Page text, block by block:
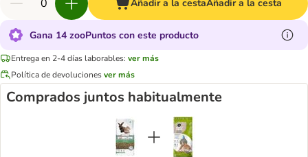
Añadir a la cestaAñadir a la cesta
Gana 14 zooPuntos con este producto
Entrega en 2-4 días laborables: ver más
Política de devolucionesver más
Comprados juntos habitualmente